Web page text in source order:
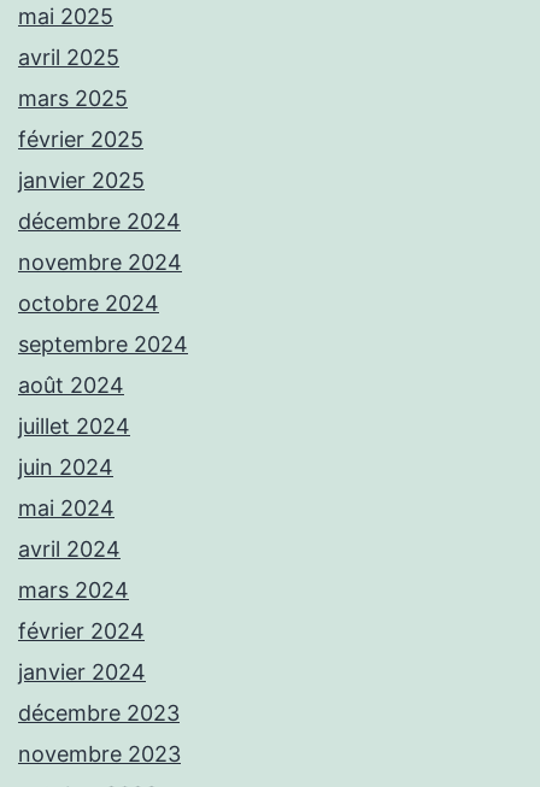
mai 2025
avril 2025
mars 2025
février 2025
janvier 2025
décembre 2024
novembre 2024
octobre 2024
septembre 2024
août 2024
juillet 2024
juin 2024
mai 2024
avril 2024
mars 2024
février 2024
janvier 2024
décembre 2023
novembre 2023